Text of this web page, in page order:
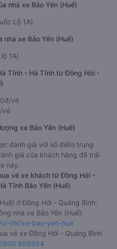
nhà xe Bảo Yến (Huế)
Lộ 1A)
nhà xe Bảo Yến (Huế)
1A)
Tĩnh - Hà Tĩnh từ Đồng Hới -
vé
vé
xe Bảo Yến (Huế)
đánh giá với số điểm trung
giá của khách hàng đã trải
này.
vé xe khách từ Đồng Hới -
Tĩnh Bảo Yến (Huế)
ở Đồng Hới - Quảng Bình:
nhà xe Bảo Yến (Huế):
VN/xe-bao-yen-hue
vé xe Đồng Hới - Quảng Bình
1900 888684